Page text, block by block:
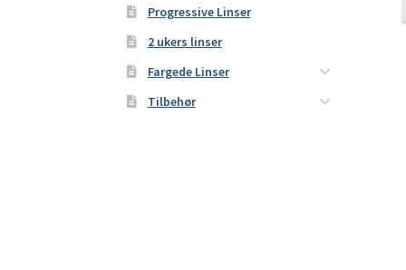
Progressive Linser
2 ukers linser
Fargede Linser
Tilbehør